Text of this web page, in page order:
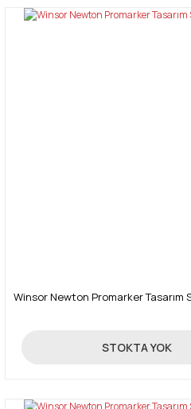
Winsor Newton Promarker Tasarım
390,00 TL
STOKTA YOK